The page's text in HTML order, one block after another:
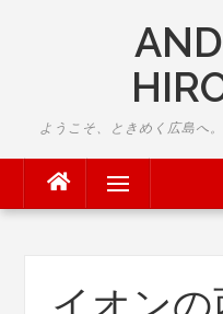
ようこそ、ときめく広島へ
Menu
イオン